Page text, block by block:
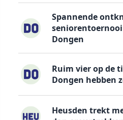
Spannende
Dongen
Ruim vier op de
Dongen hebben
Heusden trekt